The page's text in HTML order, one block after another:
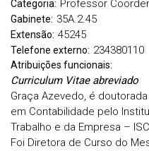
Categoria: Professor
Gabinete: 35A.2.45
Extensão: 45245
Telefone externo: 234380110
Atribuições funcionais:
Curriculum Vitae abreviado
Graça Azevedo, é
em Contabilidade pelo
Trabalho e da Empresa –
Foi Diretora de Curso do